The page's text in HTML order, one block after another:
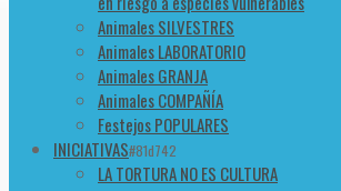
Animales SILVESTRES
Animales LABORATORIO
Animales GRANJA
Animales COMPAÑÍA
Festejos POPULARES
INICIATIVAS#81d742
LA TORTURA NO ES CULTURA